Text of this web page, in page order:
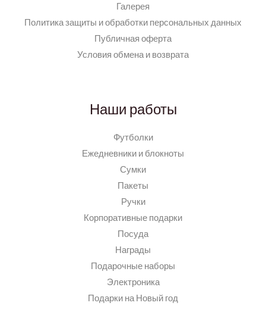
Галерея
Политика защиты и обработки персональных данных
Публичная оферта
Условия обмена и возврата
Наши работы
Футболки
Ежедневники и блокноты
Сумки
Пакеты
Ручки
Корпоративные подарки
Посуда
Награды
Подарочные наборы
Электроника
Подарки на Новый год